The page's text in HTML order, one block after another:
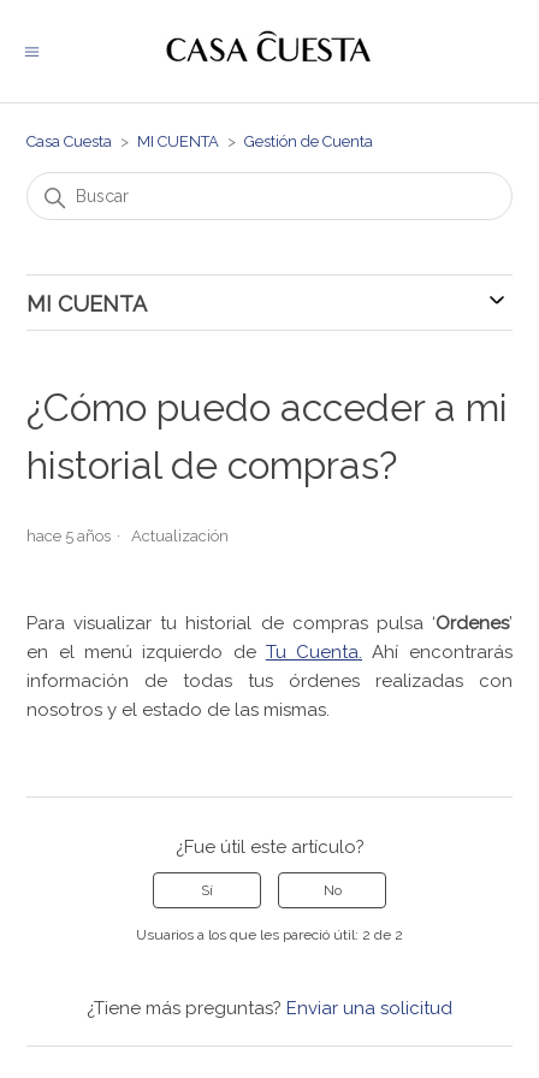
Casa Cuesta MI CUENTA Gestión de Cuenta
MI CUENTA
¿Cómo puedo acceder a mi
historial de compras?
hace 5 años Actualización
Para visualizar tu historial de compras pulsa ‘Ordenes’
en el menú izquierdo de Tu Cuenta.
Ahí encontrarás
información de todas tus órdenes realizadas con
nosotros y el estado de las mismas.
¿Fue útil este artículo?
Sí No
Usuarios a los que les pareció útil: 2 de 2
¿Tiene más preguntas? Enviar una solicitud